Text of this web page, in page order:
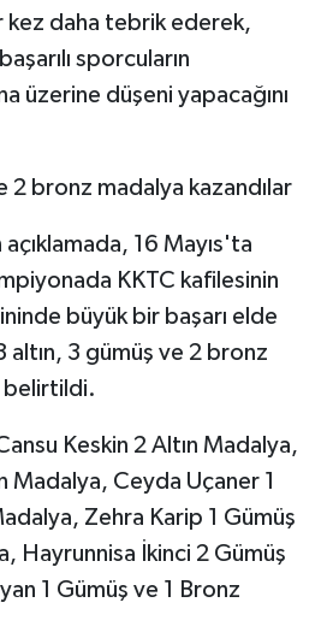
kez daha tebrik ederek,
sporcuların
üzerine düşeni yapacağını
2 bronz madalya kazandılar
açıklamada, 16 Mayıs'ta
KKTC kafilesinin
büyük bir başarı elde
3 gümüş ve 2 bronz
belirtildi.
Keskin 2 Altın Madalya,
Madalya, Ceyda Uçaner 1
Zehra Karip 1 Gümüş
Hayrunnisa İkinci 2 Gümüş
1 Gümüş ve 1 Bronz